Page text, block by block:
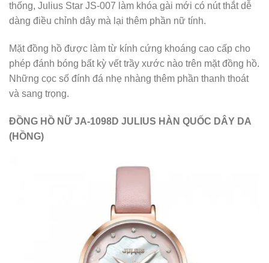
thống, Julius Star JS-007 làm khóa gài mới có nút thắt dễ
dàng điều chỉnh dây mà lại thêm phần nữ tính.
Mặt đồng hồ được làm từ kính cứng khoáng cao cấp cho
phép đánh bóng bất kỳ vết trầy xước nào trên mặt đồng hồ.
Những cọc số đính đá nhẹ nhàng thêm phần thanh thoát
và sang trọng.
ĐỒNG HỒ NỮ JA-1098D JULIUS HÀN QUỐC DÂY DA
(HỒNG)